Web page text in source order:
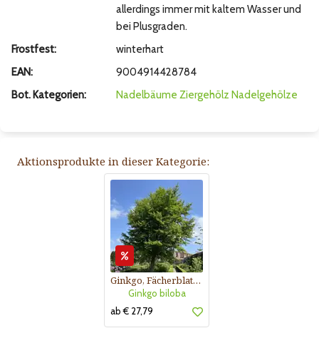
allerdings immer mit kaltem Wasser und
bei Plusgraden.
Frostfest:
winterhart
EAN:
9004914428784
Bot. Kategorien:
Nadelbäume Ziergehölz Nadelgehölze
Aktionsprodukte in dieser Kategorie:
Ginkgo, Fächerblattbaum
Ginkgo biloba
ab € 27,79